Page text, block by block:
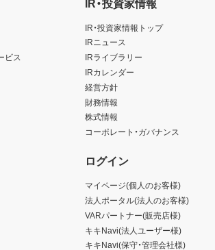
ビス
IR・投資家情報トップ
IRニュース
IRライブラリー
IRカレンダー
経営方針
財務情報
株式情報
コーポレート・ガバナンス
ログイン
マイページ(個人のお客様)
法人ポータル(法人のお客様)
VARパートナー(販売店様)
キキNavi(法人ユーザー様)
キキNavi(保守・管理会社様)